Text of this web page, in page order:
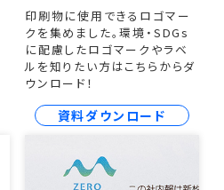
印刷物に使用できるロゴマー
クを集めました。環境・SDGs
に配慮したロゴマークやラベ
ルを知りたい方はこちらからダ
ウンロード！
資料ダウンロード